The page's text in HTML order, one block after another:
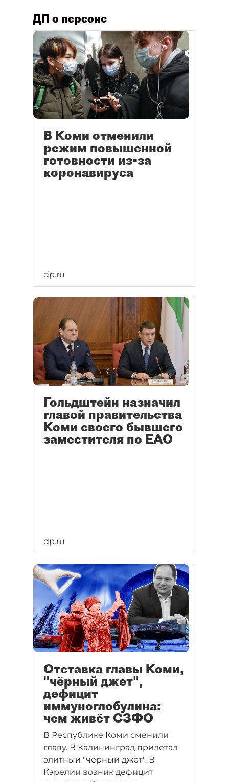
ДП о персоне
В Коми отменили
режим повышенной
готовности из-за
коронавируса
dp.ru
Гольдштейн назначил
главой правительства
Коми своего бывшего
заместителя по ЕАО
dp.ru
Отставка главы Коми,
"чёрный джет",
дефицит
иммуноглобулина:
чем живёт СЗФО
В Республике Коми сменили
главу. В Калининград прилетал
элитный "чёрный джет". В
Карелии возник дефицит